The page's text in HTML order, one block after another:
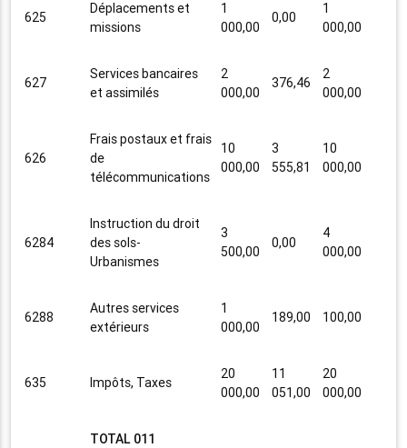
625
Déplacements et
missions
1
000,00
0,00
1
000,00
627
Services bancaires
et assimilés
2
000,00
376,46
2
000,00
626
Frais postaux et frais
de
télécommunications
10
000,00
3
555,81
10
000,00
6284
Instruction du droit
des sols-
Urbanismes
3
500,00
0,00
4
000,00
6288
Autres services
extérieurs
1
000,00
189,00 100,00
635 Impôts, Taxes
20
000,00
11
051,00
20
000,00
TOTAL 011